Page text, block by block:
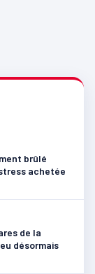
brûlé
achetée
de la
désormais